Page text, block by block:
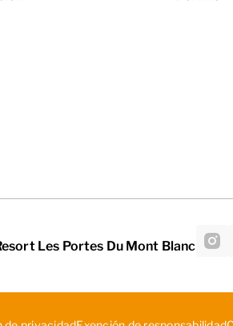
Les Portes Du Mont Blanc